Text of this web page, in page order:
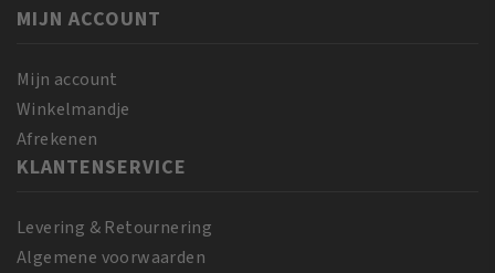
Loc
gr
aantal
MIJN ACCOUNT
Mijn account
Winkelmandje
Afrekenen
KLANTENSERVICE
Levering & Retournering
Algemene voorwaarden